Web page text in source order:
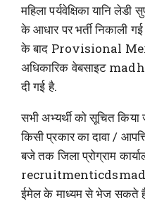
महिला पर्यवेक्षिका यानि
के आधार पर भर्ती निकाली
के बाद Provisional
अधिकारिक वेबसाइट
दी गई है.
सभी अभ्यर्थी को सूचित
किसी प्रकार का दावा /
बजे तक जिला प्रोग्राम
ईमेल के माध्यम से भेज सकते हैं.